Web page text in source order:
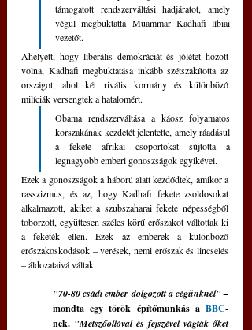
támogatott rendszerváltási hadjáratot, amely
végül megbuktatta Muammar Kadhafi líbiai
vezetőt.
Ahelyett, hogy liberális demokráciát és jólétet hozott
volna, Kadhafi megbuktatása inkább szétszakította az
országot, ahol két rivális kormány és különböző
milíciák versengtek a hatalomért.
Obama rendszerváltása a káosz folyamatos
korszakának kezdetét jelentette, amely ráadásul
a fekete afrikai csoportokat sújtotta a
legnagyobb emberi gonoszságok egyikével.
Ezek a gonoszságok a háború alatt kezdődtek, amikor a
rasszizmus, és az, hogy Kadhafi fekete zsoldosokat
alkalmazott, akiket a szubszaharai fekete népességből
toborzott, együttesen széles körű erőszakot váltottak ki
a feketék ellen. Ezek az emberek a különböző
erőszakoskodások – verések, nemi erőszak és lincselés
– áldozataivá váltak.
mondta egy török építőmunkás a BBC-
nek. "Metszőollóval és fejszével vágták őket